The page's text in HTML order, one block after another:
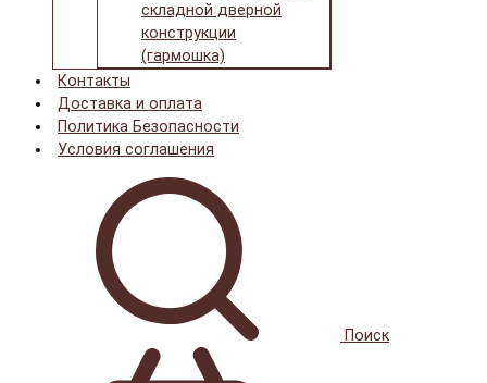
складной дверной
конструкции
(гармошка)
Контакты
Доставка и оплата
Политика Безопасности
Условия соглашения
Поиск